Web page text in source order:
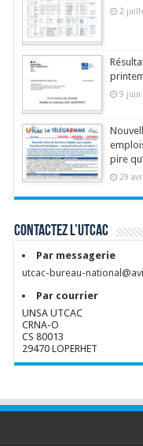
2
9 juin
pire
29
Contactez l’UTCAC
Par messagerie
utcac-bureau-
Par courrier
UNSA UTCAC
CRNA-O
CS 80013
29470 LOPERHET